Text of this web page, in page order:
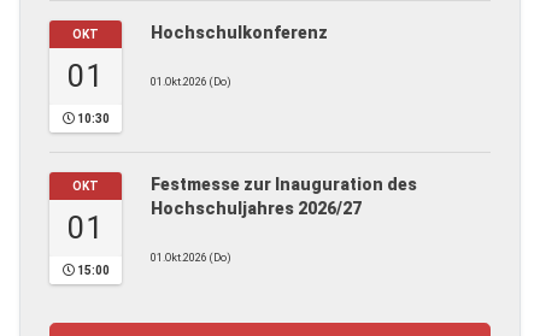
OKT
01
10:30
Hochschulkonferenz
01.Okt.2026 (Do)
OKT
01
15:00
Festmesse zur Inauguration des
Hochschuljahres 2026/27
01.Okt.2026 (Do)